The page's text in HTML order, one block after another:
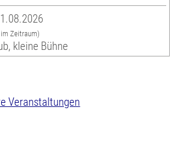
Zeitraum)
kleine Bühne
Veranstaltungen